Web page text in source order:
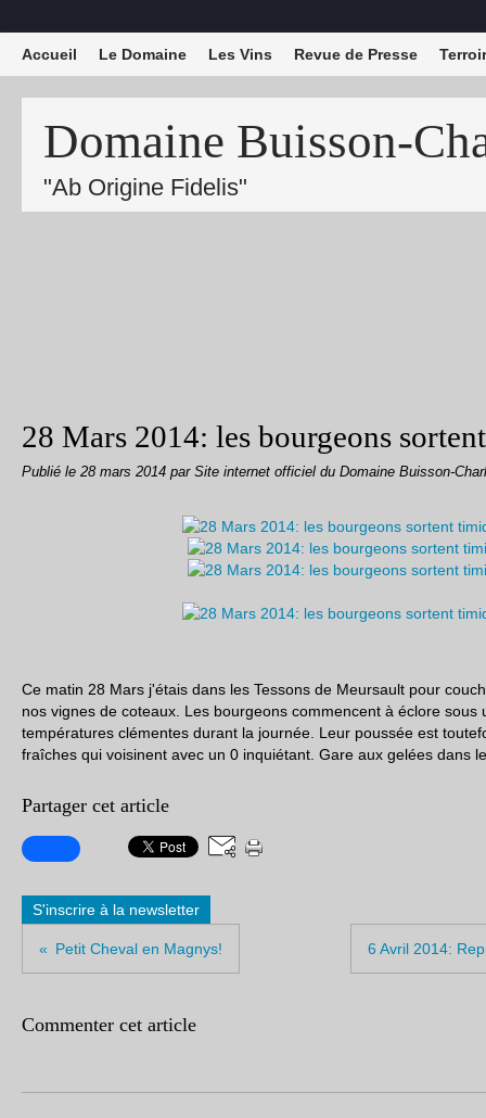
Domaine Buisson-
"Ab Origine Fidelis"
Accueil Le Domaine Les Vins Revue de Presse
28 Mars 2014: les bourgeons
Publié le 28 mars 2014 par Site internet officiel du Domaine Buisson-
Ce matin 28 Mars j'étais dans les Tessons de Meursault pour
nos vignes de coteaux. Les bourgeons commencent à éclore sous
températures clémentes durant la journée. Leur poussée est
fraîches qui voisinent avec un 0 inquiétant. Gare aux gelées dans
Partager cet article
S'inscrire à la newsletter
Petit Cheval en Magnys! 6 Avril 2014:
Commenter cet article